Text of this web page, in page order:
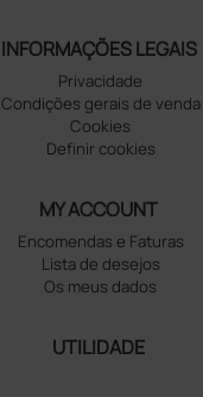
INFORMAÇÕES LEGAIS
Privacidade
Condições gerais de venda
Cookies
Definir cookies
MY ACCOUNT
Encomendas e Faturas
Lista de desejos
Os meus dados
UTILIDADE